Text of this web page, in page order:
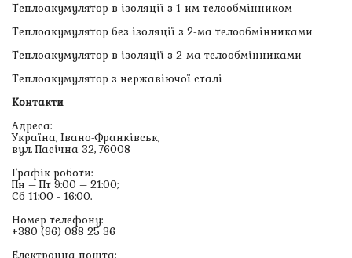
Теплоакумулятор в ізоляції з 1-им телообмінником
Теплоакумулятор без ізоляції з 2-ма телообмінниками
Теплоакумулятор в ізоляції з 2-ма телообмінниками
Теплоакумулятор з нержавіючої сталі
Контакти
Адреса:
Україна, Івано-Франківськ,
вул. Пасічна 32, 76008
Графік роботи:
Пн – Пт 9:00 – 21:00;
Сб 11:00 - 16:00.
Номер телефону:
+380 (96) 088 25 36
Електронна пошта: